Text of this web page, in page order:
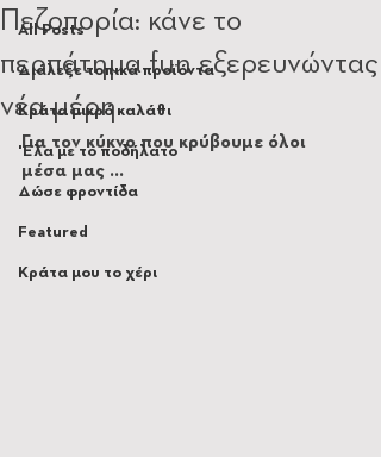
All Posts
Διάλεξε τοπικά προϊόντα
Κράτα μικρό καλάθι
'Ελα με το ποδήλατο
Δώσε φροντίδα
Featured
Κράτα μου το χέρι
Πεζοπορία: κάνε το
περπάτημα fun εξερευνώντας
νέα μέρη
Για τον κύκνο που κρύβουμε όλοι
μέσα μας ...